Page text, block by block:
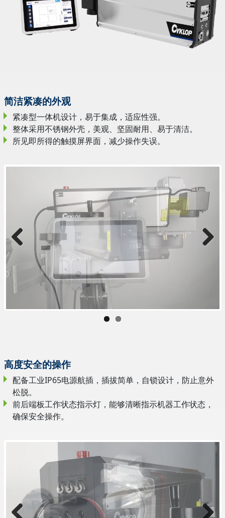
简洁紧凑的外观
紧凑型一体机设计，易于集成，适应性强。
整体采用不锈钢外壳，美观、坚固耐用、易于清洁。
所见即所得的触摸屏界面，减少操作失误。
Previous
高度安全的操作
配备工业IP65电源航插，插拔简单，自锁设计，防止意外
松脱。
前后端板工作状态指示灯，能够清晰指示机器工作状态，
确保安全操作。